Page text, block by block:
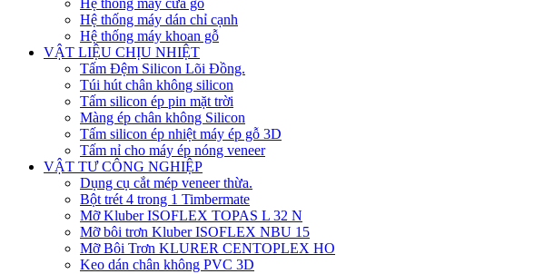
Hệ thống máy cưa gỗ
Hệ thống máy dán chỉ cạnh
Hệ thống máy khoan gỗ
VẬT LIỆU CHỊU NHIỆT
Tấm Đệm Silicon Lõi Đồng.
Túi hút chân không silicon
Tấm silicon ép pin mặt trời
Màng ép chân không Silicon
Tấm silicon ép nhiệt máy ép gỗ 3D
Tấm nỉ cho máy ép nóng veneer
VẬT TƯ CÔNG NGHIỆP
Dụng cụ cắt mép veneer thừa.
Bột trét 4 trong 1 Timbermate
Mỡ Kluber ISOFLEX TOPAS L 32 N
Mỡ bôi trơn Kluber ISOFLEX NBU 15
Mỡ Bôi Trơn KLURER CENTOPLEX HO
Keo dán chân không PVC 3D